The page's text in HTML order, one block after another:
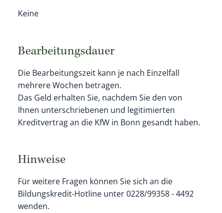
Keine
Bearbeitungsdauer
Die Bearbeitungszeit kann je nach Einzelfall
mehrere Wochen betragen.
Das Geld erhalten Sie, nachdem Sie den von
Ihnen unterschriebenen und legitimierten
Kreditvertrag an die KfW in Bonn gesandt haben.
Hinweise
Für weitere Fragen können Sie sich an die
Bildungskredit-Hotline unter 0228/99358 - 4492
wenden.